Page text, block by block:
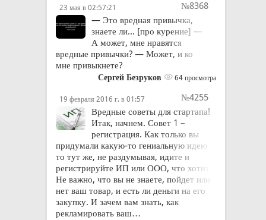
23 мая в 02:57:21
№8368
— Это вредная привычка,
знаете ли... [про курение] —
А может, мне нравятся
вредные привычки? — Может, и ко
мне привыкнете?
Сергей Безруков 64 просмотра
19 февраля 2016 г. в 01:57
№4255
Вредные советы для стартапа!
Итак, начнем. Совет 1 –
регистрация. Как только вы
придумали какую-то гениальную идею
то тут же, не раздумывая, идите и
регистрируйте ИП или ООО, что хотите.
Не важно, что вы не знаете, пойдет или
нет ваш товар, и есть ли деньги на его
закупку. И зачем вам знать, как
рекламировать ваш…